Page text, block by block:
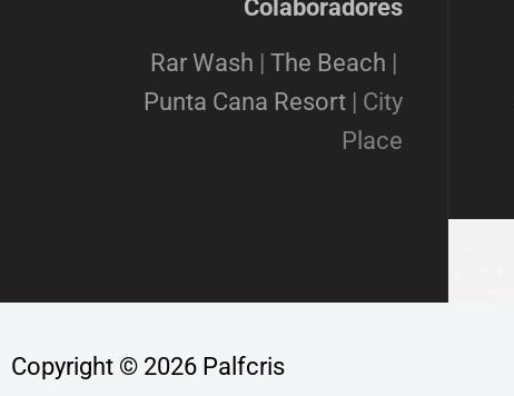
Colaboradores
Rar Wash
The Beach
Punta Cana Resort| City
Place
Copyright © 2026 Palfcris